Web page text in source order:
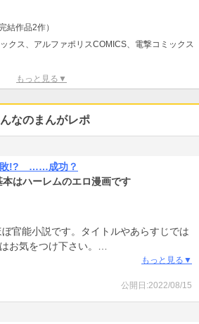
結作品2作）
クス、アルファポリスCOMICS、電撃コミックス
もっと見る▼
なのまんがレポ
敗!? ……成功？
本はハーレムのエロ漫画です
官能小説です。タイトルやあらすじでは
お気をつけ下さい。
きたりで絵も上手いとは言えませんが女
もっと見る▼
公開日:2022/08/15